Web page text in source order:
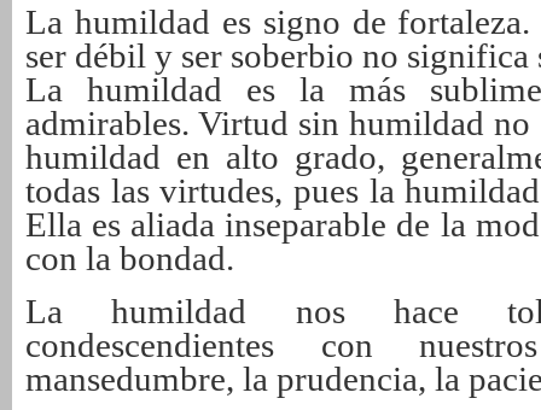
La humildad es signo de
ser débil y ser soberbio no significa
La humildad es la más
admirables. Virtud sin humildad
humildad en alto grado,
todas las virtudes, pues la
Ella es aliada inseparable de la
con la bondad.
La humildad nos hace
condescendientes con
mansedumbre, la prudencia, la